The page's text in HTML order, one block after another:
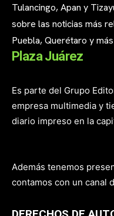
Tulancingo, Apan y
sobre las noticias más
Puebla, Querétaro y
Plaza Juárez
Es parte del Grupo
empresa multimedia y
diario impreso en la
Además tenemos
contamos con un canal